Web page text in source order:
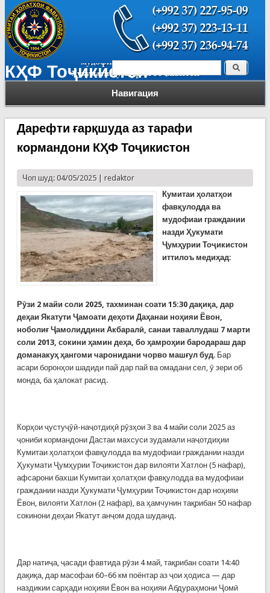
КҲФ Тоҷикистон
Навигация
Форма поиска Поиск
Дарефти ғарқшуда аз тарафи
кормандони КҲФ Тоҷикистон
Чоп шуд: 04/05/2025 | redaktor
Кумитаи ҳолатҳои
фавқулодда ва
мудофиаи граждании
назди Ҳукумати
Ҷумҳурии Тоҷикистон
иттилоъ медиҳад:
Рӯзи 2 майи соли 2025, тахминан соати 15:30 дақиқа, дар
деҳаи Якатути Ҷамоати деҳоти Даҳанаи ноҳияи Ёвон,
ноболиғ Ҷамолиддини Акбаралӣ, санаи таваллудаш 7 марти
соли 2013, сокини ҳамин деҳа, бо ҳамроҳии бародараш дар
доманакуҳ ҳангоми чаронидани чорво машғул буд. Бар
асари боронҳои шадиди пай дар пай ва омадани сел, ӯ зери об
монда, ба ҳалокат расид.
Корҳои ҷустуҷӯӣ-наҷотдиҳӣ рӯзҳои 3 ва 4 майи соли 2025 аз
ҷониби кормандони Дастаи махсуси зудамали наҷотдиҳии
Кумитаи ҳолатҳои фавқулодда ва мудофиаи граждании назди
Ҳукумати Ҷумҳурии Тоҷикистон дар вилояти Хатлон (5 нафар),
афсарони бахши Кумитаи ҳолатҳои фавқулодда ва мудофиаи
граждании назди Ҳукумати Ҷумҳурии Тоҷикистон дар ноҳияи
Ёвон, вилояти Хатлон (2 нафар), ва ҳамчунин тақрибан 50 нафар
сокинони деҳаи Якатут анҷом дода шуданд.
Дар натиҷа, ҷасади фавтида рӯзи 4 май, тақрибан соати 14:40
дақиқа, дар масофаи 60–66 км поёнтар аз ҷои ҳодиса — дар
наздикии сарҳади ноҳияи Ёвон ва ноҳияи Абдураҳмони Ҷомӣ